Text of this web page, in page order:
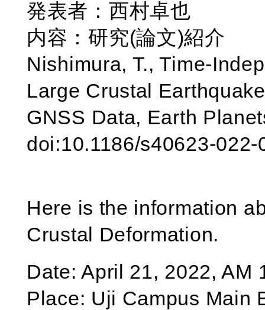
発表者：西村卓也
内容：研究(論文)紹介
Nishimura, T., Time-
Large Crustal
GNSS Data, Earth
doi:10.1186/s40623-
Here is the information
Crustal Deformation.
Date: April 21, 2022, AM
Place: Uji Campus Main